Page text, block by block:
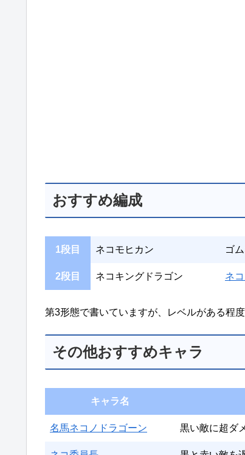
おすすめ編成
1段目 ネコモヒカン ゴ
2段目 ネコキングドラゴン ネ
第3形態で書いていますが、レベルがある程
その他おすすめキャラ
キャラ名
名馬ネコノドラゴーン 黒い敵に超ダ